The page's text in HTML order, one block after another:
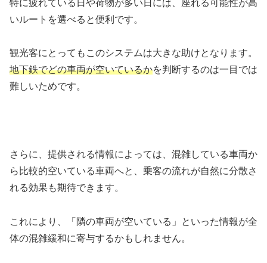
特に疲れている日や荷物が多い日には、座れる可能性が高
いルートを選べると便利です。
観光客にとってもこのシステムは大きな助けとなります。
地下鉄でどの車両が空いているかを判断するのは一目では
難しいためです。
さらに、提供される情報によっては、混雑している車両か
ら比較的空いている車両へと、乗客の流れが自然に分散さ
れる効果も期待できます。
これにより、「隣の車両が空いている」といった情報が全
体の混雑緩和に寄与するかもしれません。